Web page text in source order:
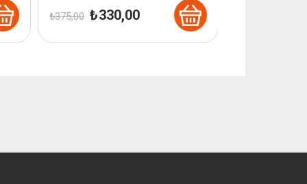
₺375,00 Orijinal
fiyat:
₺330,00Şu